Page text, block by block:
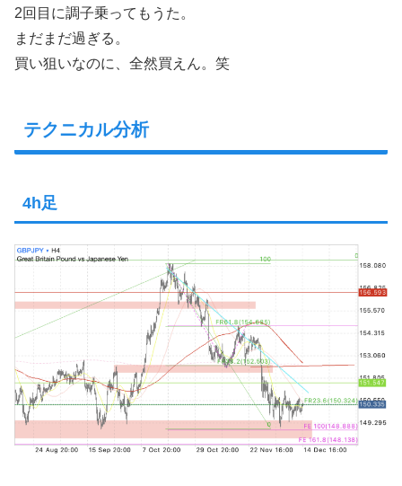
2回目に調子乗ってもうた。
まだまだ過ぎる。
買い狙いなのに、全然買えん。笑
テクニカル分析
4h足